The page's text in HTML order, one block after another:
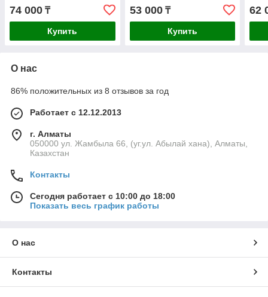
74 000 ₸
Купить
53 000₸
Купить
62
О нас
86% положительных из 8 отзывов за год
Работает с 12.12.2013
г. Алматы
050000 ул. Жамбыла 66, (уг.ул. Абылай хана), Алматы,
Казахстан
Контакты
Сегодня работает с 10:00 до 18:00
Показать весь график работы
О нас
Контакты